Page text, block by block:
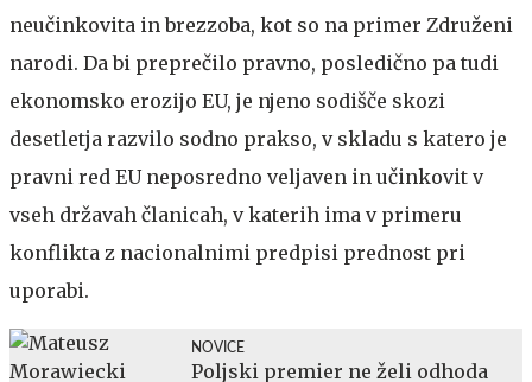
neučinkovita in brezzoba, kot so na primer Združeni
narodi. Da bi preprečilo pravno, posledično pa tudi
ekonomsko erozijo EU, je njeno sodišče skozi
desetletja razvilo sodno prakso, v skladu s katero je
pravni red EU neposredno veljaven in učinkovit v
vseh državah članicah, v katerih ima v primeru
konflikta z nacionalnimi predpisi prednost pri
uporabi.
NOVICE
Poljski premier ne želi odhoda